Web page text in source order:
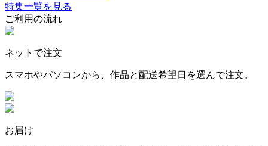
特集一覧を見る
ご利用の流れ
ネットで注文
スマホやパソコンから、作品と配送希望日を選んで注文。
お届け